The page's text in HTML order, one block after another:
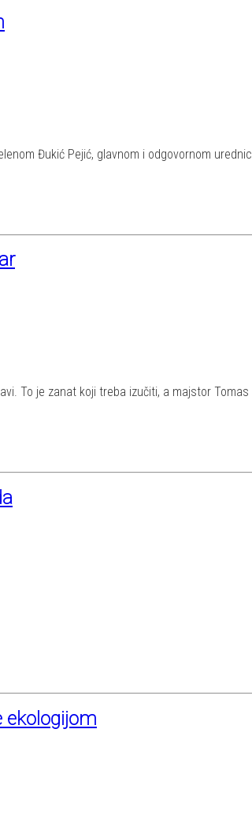
Đukić Pejić, glavnom i odgovornom
To je zanat koji treba izučiti, a majstor
ekologijom